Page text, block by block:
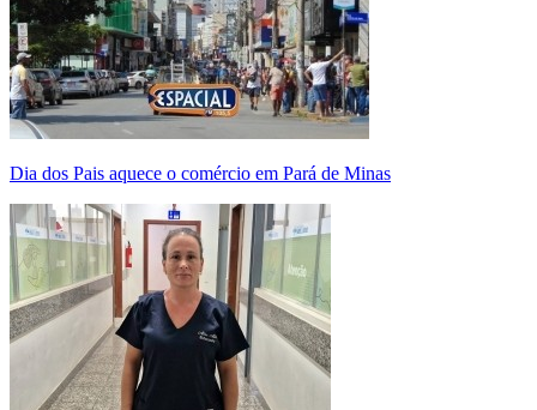
Dia dos Pais aquece o comércio em Pará de Minas